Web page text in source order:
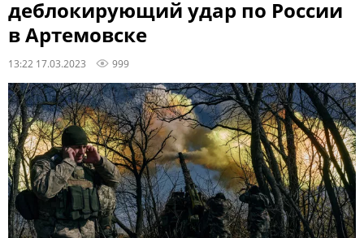
деблокирующий удар по России
в Артемовске
13:22 17.03.2023 999